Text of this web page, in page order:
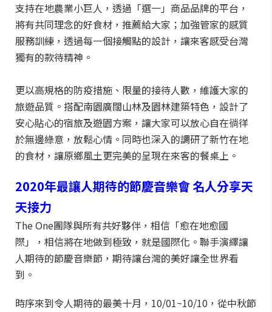
支持在地農業小巨人，透過「選一」商品品牌的平台，
將有共同理念的好食材，推薦給大家；加強管家的感質
服務訓練，透過每一個接觸點的設計，讓來客感受台灣
獨有的款待精神。
更以高規格的防疫措施、限量的接待人數，維護大家的
旅遊品質。搭配南園廣闊山林及園林建築特色，設計了
安心貼心的宿旅及遊園方案，讓大家可以放心自在徜徉
於無邊綠意，放鬆心情。同時也深入的調研了新竹在地
的食材，讓原鄉風土更完美的呈現在來客的餐桌上。
2020年最讓人期待的節慶音樂會名人分享天
天接力
The One團隊與所有共好夥伴，相信「愈在地愈國
際」，相信將在地做到極致，就是國際化。聯手演繹讓
人期待的節慶音樂節，期待讓台灣的美好讓全世界看
到。
時序來到令人期待的最美十月，10/01~10/10，從中秋節